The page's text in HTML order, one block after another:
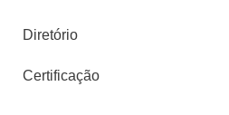
Diretório
Certificação